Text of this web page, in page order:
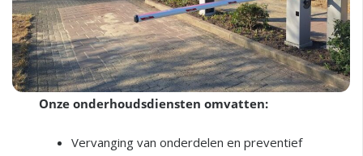
Onze onderhoudsdiensten omvatten:
Vervanging van onderdelen en preventief